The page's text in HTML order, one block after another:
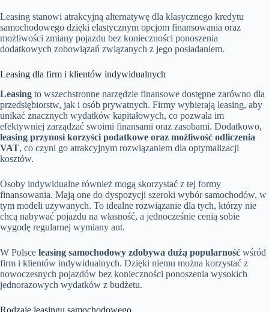
Leasing stanowi atrakcyjną alternatywę dla klasycznego kredytu
samochodowego dzięki elastycznym opcjom finansowania oraz
możliwości zmiany pojazdu bez konieczności ponoszenia
dodatkowych zobowiązań związanych z jego posiadaniem.
Leasing dla firm i klientów indywidualnych
Leasing to wszechstronne narzędzie finansowe dostępne zarówno dla
przedsiębiorstw, jak i osób prywatnych. Firmy wybierają leasing, aby
unikać znacznych wydatków kapitałowych, co pozwala im
efektywniej zarządzać swoimi finansami oraz zasobami. Dodatkowo,
leasing przynosi korzyści podatkowe oraz możliwość odliczenia
VAT, co czyni go atrakcyjnym rozwiązaniem dla optymalizacji
kosztów.
Osoby indywidualne również mogą skorzystać z tej formy
finansowania. Mają one do dyspozycji szeroki wybór samochodów, w
tym modeli używanych. To idealne rozwiązanie dla tych, którzy nie
chcą nabywać pojazdu na własność, a jednocześnie cenią sobie
wygodę regularnej wymiany aut.
W Polsce leasing samochodowy zdobywa dużą popularność wśród
firm i klientów indywidualnych. Dzięki niemu można korzystać z
nowoczesnych pojazdów bez konieczności ponoszenia wysokich
jednorazowych wydatków z budżetu.
Rodzaje leasingu samochodowego